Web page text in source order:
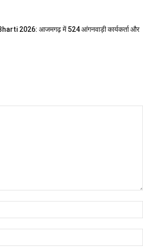
2026: आजमगढ़ में 524 आंगनवाड़ी कार्यकर्ता और